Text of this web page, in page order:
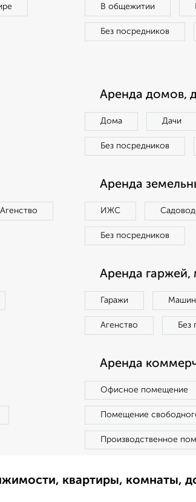
В общежитии
Без посредников
Аренда домов,
Дома Дачи
Без посредников
Агенство
Аренда
ИЖС
Без посредников
Аренда
Гаражи
Агенство Без
Аренда
Офисное помещение
Помещение
Производственное
квартиры, комнаты,